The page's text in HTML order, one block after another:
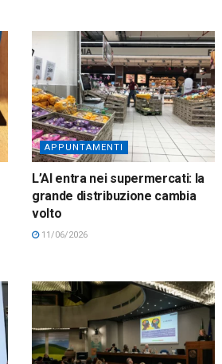
APPUNTAMENTI
L’AI entra nei supermercati: la
grande distribuzione cambia
volto
11/06/2026